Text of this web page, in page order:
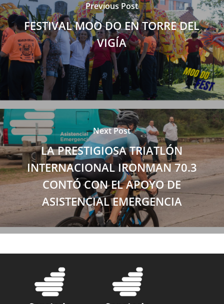
Previous Post
FESTIVAL MOO DO EN TORRE DEL
VIGÍA
Next Post
LA PRESTIGIOSA TRIATLÓN
INTERNACIONAL IRONMAN 70.3
CONTÓ CON EL APOYO DE
ASISTENCIAL EMERGENCIA